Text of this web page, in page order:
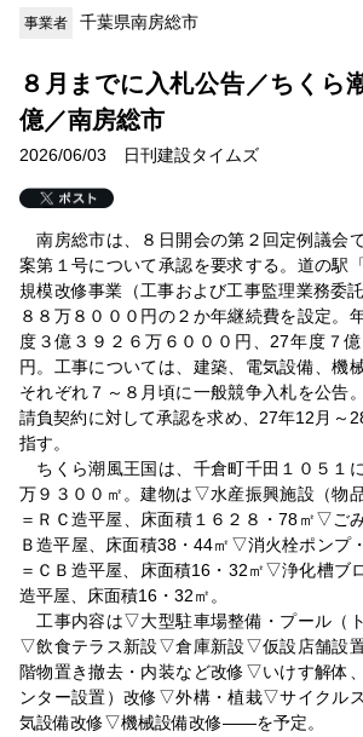
事業者 千葉県南房総市
８月までに入札公告／ちくら
億／南房総市
2026/06/03 日刊建設タイムズ
南房総市は、８日開会の第２回定例議会
案第１号について承認を要求する。道の駅
規模改修事業（工事および工事監理業務委
８８万８０００円の２か年継続費を設定。
度３億３９２６万６０００円、27年度７
円。工事については、建築、電気設備、機
それぞれ７～８月頃に一般競争入札を公告
請負契約に対して承認を求め、27年12月～
指す。
ちくら潮風王国は、千倉町千田１０５１
万９３００㎡。建物は▽水産振興施設（物
＝ＲＣ造平屋、床面積１６２８・78㎡▽ご
Ｂ造平屋、床面積38・44㎡▽消火栓ポンプ
＝ＣＢ造平屋、床面積16・32㎡▽浄化槽ブ
造平屋、床面積16・32㎡。
工事内容は▽大型駐車場整備・プール（
▽飲食テラス新設▽倉庫新設▽仮設店舗設
階物置き撤去・内装など改修▽いけす解体
ンター設置）改修▽外構・植栽▽サイクル
気設備改修▽機械設備改修――を予定。